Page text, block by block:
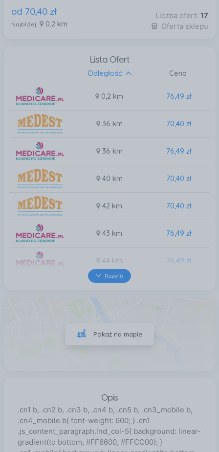
od 70,40 zł
Najbliżej: 0,2 km
Liczba ofert: 17
Oferta sklepu
Lista Ofert
Odległość Cena
0,2 km 76,49 zł
36 km 70,40 zł
36 km 76,49 zł
40 km 70,40 zł
42 km 70,40 zł
43 km 76,49 zł
44 km 76,49 zł
Rozwiń
Pokaż na mapie
Opis
.cn1 b, .cn2 b, .cn3 b, .cn4 b, .cn5 b, .cn3_mobile b,
.cn4_mobile b{ font-weight: 600; } .cn1
.js_content_paragraph.lnd_col-5{ background: linear-
gradient(to bottom, #FF6600, #FFCC00); }